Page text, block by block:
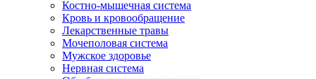
Костно-мышечная система
Кровь и кровообращение
Лекарственные травы
Мочеполовая система
Мужское здоровье
Нервная система